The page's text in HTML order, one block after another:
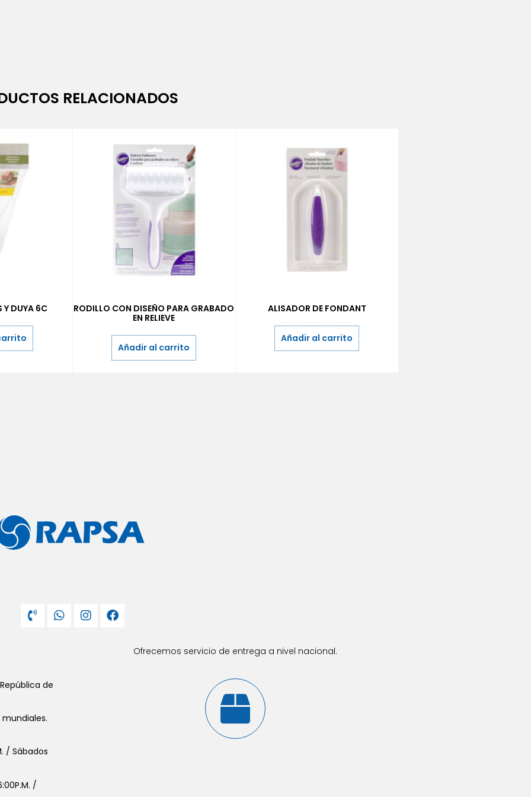
RELACIONADOS
Y DUYA 6C
RODILLO CON DISEÑO PARA GRABADO
EN RELIEVE
Añadir al carrito
ALISADOR DE FONDANT
Añadir al carrito
de
/ Sábados
/
Ofrecemos servicio de entrega a nivel nacional.